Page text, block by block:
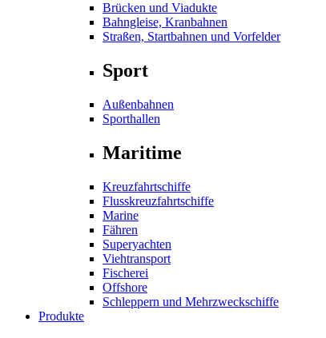
Brücken und Viadukte
Bahngleise, Kranbahnen
Straßen, Startbahnen und Vorfelder
Sport
Außenbahnen
Sporthallen
Maritime
Kreuzfahrtschiffe
Flusskreuzfahrtschiffe
Marine
Fähren
Superyachten
Viehtransport
Fischerei
Offshore
Schleppern und Mehrzweckschiffe
Produkte